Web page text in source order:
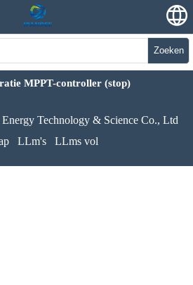
Zoeken
MPPT-controller (stop)
Technology & Science Co., Ltd
LLm's LLms vol